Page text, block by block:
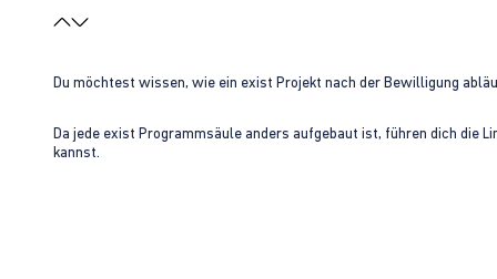
Du möchtest wissen, wie ein exist Projekt nach der Bewilligung
Da jede exist Programmsäule anders aufgebaut ist, führen dich die
kannst.